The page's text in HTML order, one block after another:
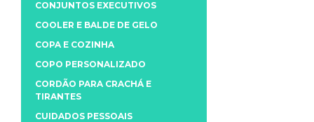
CONJUNTOS EXECUTIVOS
COOLER E BALDE DE GELO
COPA E COZINHA
COPO PERSONALIZADO
CORDÃO PARA CRACHÁ E
TIRANTES
CUIDADOS PESSOAIS